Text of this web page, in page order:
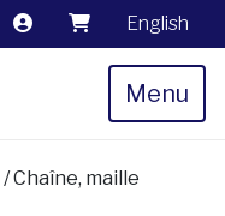
English
Menu
/ Chaîne, maille